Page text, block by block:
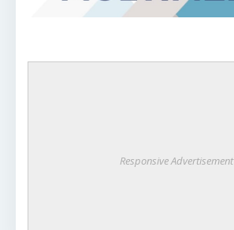
Responsive Advertisement